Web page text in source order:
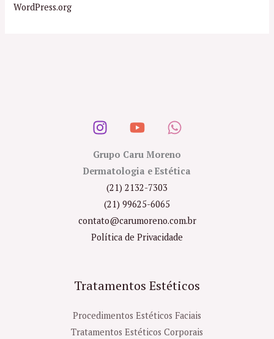
WordPress.org
Grupo Caru Moreno
Dermatologia e Estética
(21) 2132-7303
(21) 99625-6065
contato@carumoreno.com.br
Política de Privacidade
Tratamentos Estéticos
Procedimentos Estéticos Faciais
Tratamentos Estéticos Corporais